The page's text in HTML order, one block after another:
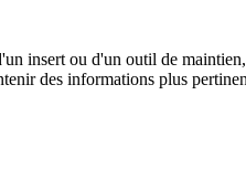
insert ou d'un outil de
des informations plus